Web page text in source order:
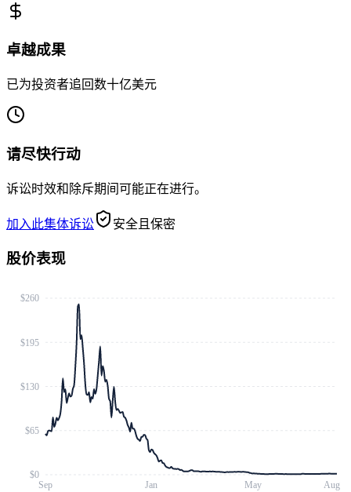
卓越成果
已为投资者追回数十亿美元
请尽快行动
诉讼时效和除斥期间可能正在进行。
加入此集体诉讼 安全且保密
股价表现
Sep Jan May Aug
$0
$65
$130
$195
$260